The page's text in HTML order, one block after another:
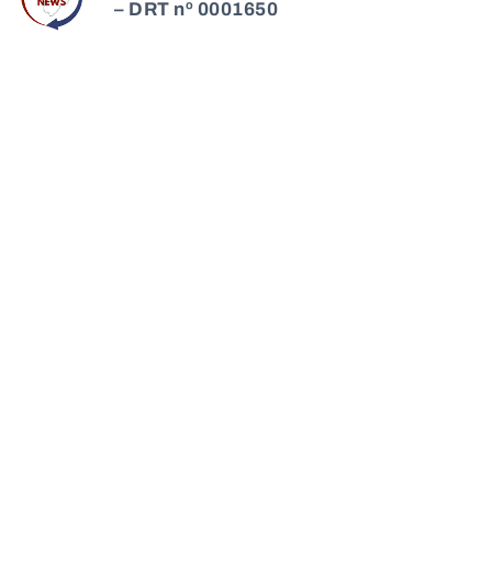
– DRT nº 0001650